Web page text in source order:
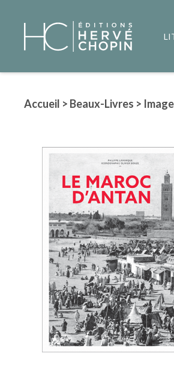
Accueil > Beaux-Livres >